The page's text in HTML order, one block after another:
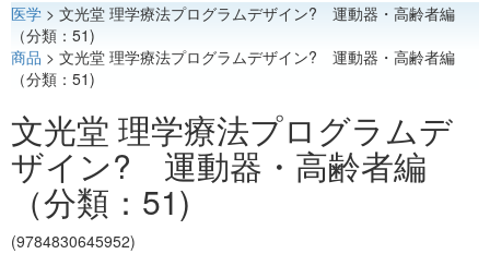
医学
看護
レジデント
医学 > 文光堂 理学療法プログラムデザイン? 運動器・高齢者編
（分類：51)
商品 > 文光堂 理学療法プログラムデザイン? 運動器・高齢者編
（分類：51)
文光堂 理学療法プログラムデ
ザイン? 運動器・高齢者編
（分類：51)
(9784830645952)